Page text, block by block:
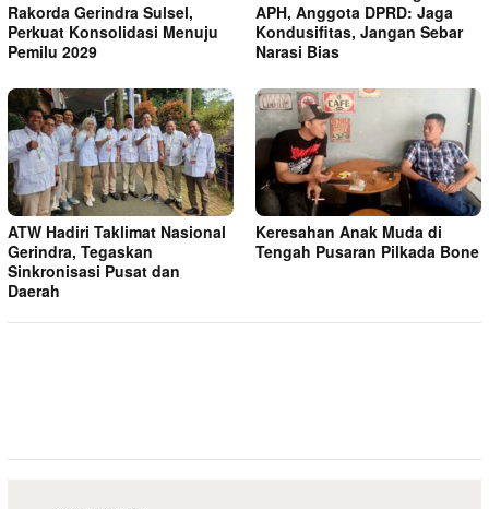
Rakorda Gerindra Sulsel,
Perkuat Konsolidasi Menuju
Pemilu 2029
APH, Anggota DPRD: Jaga
Kondusifitas, Jangan Sebar
Narasi Bias
ATW Hadiri Taklimat Nasional
Gerindra, Tegaskan
Sinkronisasi Pusat dan
Daerah
Keresahan Anak Muda di
Tengah Pusaran Pilkada Bone